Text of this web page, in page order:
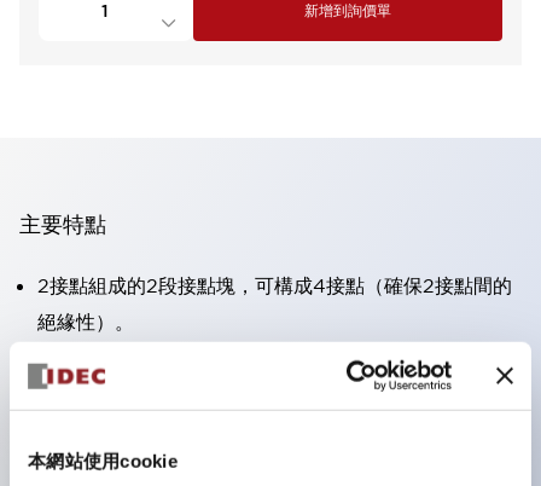
本網站使用cookie
新增到詢價單
主要特點
2接點組成的2段接點塊，可構成4接點（確保2接點間的
絕緣性）。
面板深度39.9mm（※11段接點塊）、59.9mm（※22段
接點塊）。可實現省空間設計。
防護結構